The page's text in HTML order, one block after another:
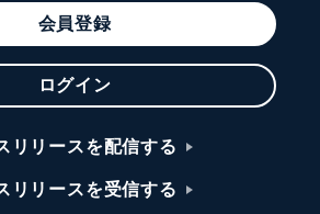
会員登録
ログイン
リリースを配信する
リリースを受信する